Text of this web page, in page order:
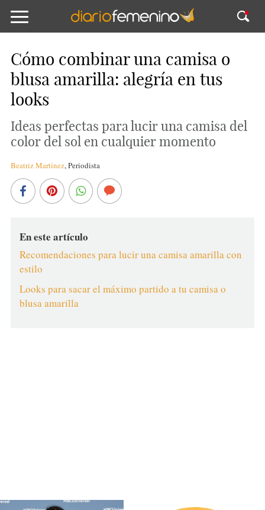
Cómo combinar una camisa o
blusa amarilla: alegría en tus
looks
Ideas perfectas para lucir una camisa del
color del sol en cualquier momento
Beatriz Martínez,Periodista
En este artículo
Recomendaciones para lucir una camisa amarilla con
estilo
Looks para sacar el máximo partido a tu camisa o
blusa amarilla